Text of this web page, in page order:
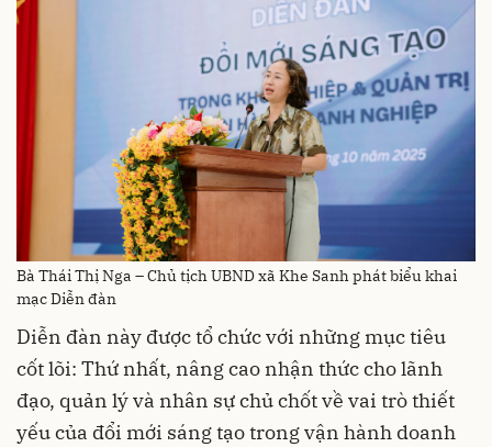
Bà Thái Thị Nga – Chủ tịch UBND xã Khe Sanh phát biểu khai
mạc Diễn đàn
Diễn đàn này được tổ chức với những mục tiêu
cốt lõi: Thứ nhất, nâng cao nhận thức cho lãnh
đạo, quản lý và nhân sự chủ chốt về vai trò thiết
yếu của đổi mới sáng tạo trong vận hành doanh